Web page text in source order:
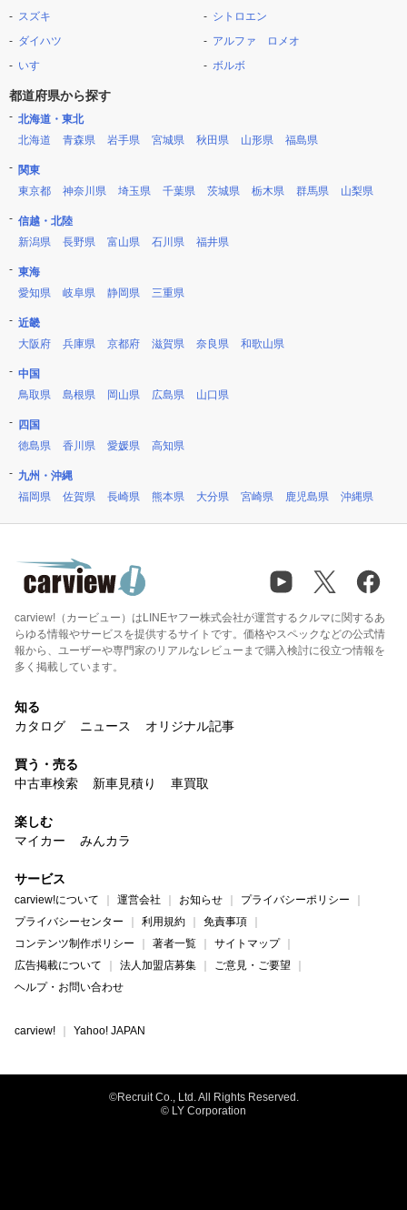
スズキ
ダイハツ
いすゞ
シトロエン
アルファ ロメオ
ボルボ
都道府県から探す
北海道・東北
北海道
青森県 岩手県 宮城県 秋田県 山形県 福島県
関東
東京都
神奈川県 埼玉県 千葉県 茨城県 栃木県 群馬県 山梨県
信越・北陸
新潟県
長野県 富山県 石川県 福井県
東海
愛知県
岐阜県 静岡県 三重県
近畿
大阪府
兵庫県 京都府 滋賀県 奈良県 和歌山県
中国
鳥取県
島根県 岡山県 広島県 山口県
四国
徳島県
香川県 愛媛県 高知県
九州・沖縄
福岡県
佐賀県 長崎県 熊本県 大分県 宮崎県 鹿児島県 沖縄県
carview!（カービュー）はLINEヤフー株式会社が運営するクルマに関するあ
らゆる情報やサービスを提供するサイトです。価格やスペックなどの公式情
報から、ユーザーや専門家のリアルなレビューまで購入検討に役立つ情報を
多く掲載しています。
知る
カタログ
ニュース オリジナル記事
買う・売る
中古車検索
新車見積り 車買取
楽しむ
マイカー
みんカラ
サービス
carview!について 運営会社 お知らせ
プライバシーポリシー
プライバシーセンター
利用規約
免責事項
コンテンツ制作ポリシー
著者一覧
サイトマップ
広告掲載について
法人加盟店募集
ご意見・ご要望
ヘルプ・お問い合わせ
carview! Yahoo! JAPAN
©Recruit Co., Ltd. All Rights Reserved.
© LY Corporation